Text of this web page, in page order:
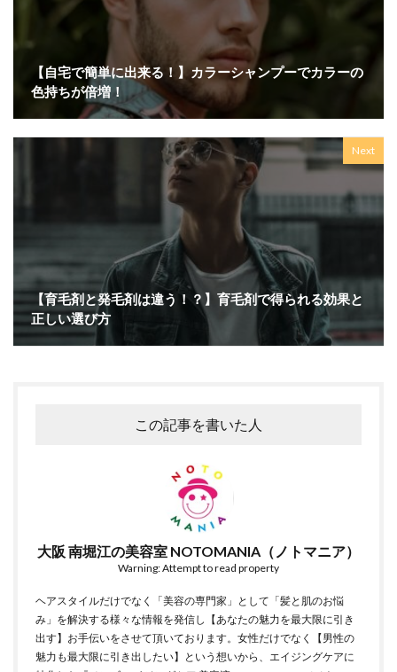
【自宅で簡単に出来る！】カラーシャンプーでカラーの
色持ちが倍増！
Next
【育毛剤と発毛剤は違う！？】育毛剤で得られる効果と
正しい選び方
この記事を書いた人
大阪 南堀江の美容室 NOTOMANIA（ノトマニア）
Warning: Attempt to read property
ヘアスタイルだけでなく「美容の専門家」として「髪と肌のお悩
み」を解決する様々な情報を発信し【あなたの魅力を最大限に引き
出す】お手伝いをさせて頂いております。女性だけでなく【男性の
魅力も最大限に引き出したい】という想いから、エイジングケアに